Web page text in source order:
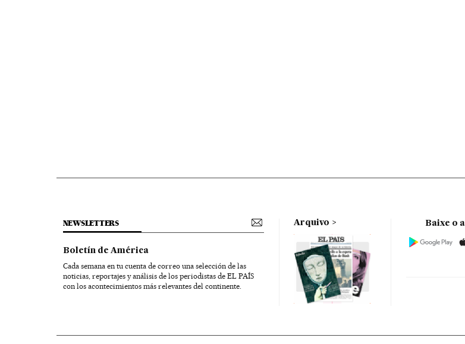
NEWSLETTERS
Boletín de América
Cada semana en tu cuenta de correo una selección de las
noticias, reportajes y análisis de los periodistas de EL PAÍS
con los acontecimientos más relevantes del continente.
Arquivo Baixe o